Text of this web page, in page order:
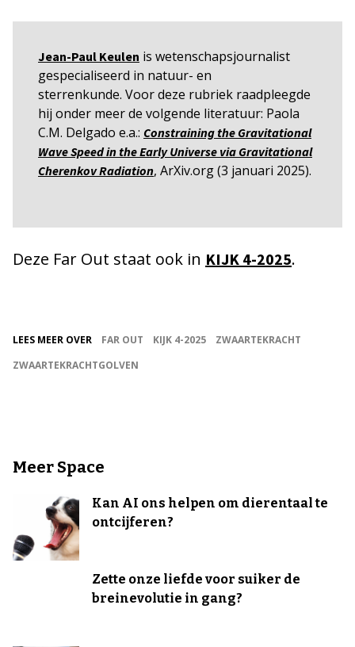
Jean-Paul Keulen is wetenschapsjournalist
gespecialiseerd in natuur- en
sterrenkunde. Voor deze rubriek raadpleegde
hij onder meer de volgende literatuur: Paola
C.M. Delgado e.a.: Constraining the Gravitational
Wave Speed in the Early Universe via Gravitational
Cherenkov Radiation, ArXiv.org (3 januari 2025).
Deze Far Out staat ook in KIJK 4-2025.
LEES MEER OVER FAR OUT KIJK 4-2025
ZWAARTEKRACHT
ZWAARTEKRACHTGOLVEN
Meer Space
Kan AI ons helpen om dierentaal te
ontcijferen?
Zette onze liefde voor suiker de
breinevolutie in gang?